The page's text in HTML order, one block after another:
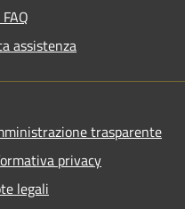
assistenza
trasparente
privacy
legali